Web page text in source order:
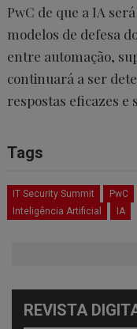
PwC de que a IA
modelos de defesa
entre automação,
continuará a ser
respostas eficazes e
Tags
IT Security Summit PwC
Inteligência Artificial
IA
REVISTA